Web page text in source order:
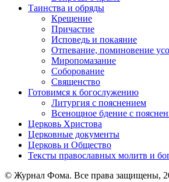
Таинства и обряды
Крещение
Причастие
Исповедь и покаяние
Отпевание, поминовение
Миропомазание
Соборование
Священство
Готовимся к богослужению
Литургия с пояснением
Всенощное бдение с
Церковь Христова
Церковные документы
Церковь и Общество
Тексты православных молитв и
© Журнал Фома. Все права защищены,